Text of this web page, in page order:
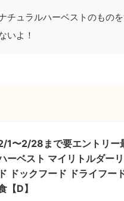
チュラルハーベストのもの
いよ！
2/1〜2/28まで要エントリ
ーベスト マイリトルダー
ドックフード ドライフー
【D】